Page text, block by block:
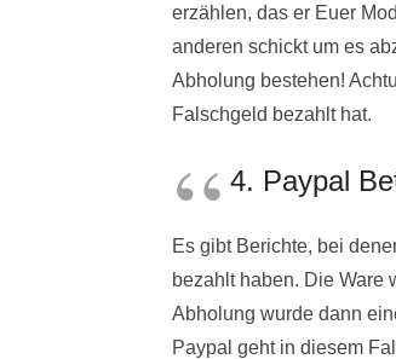
erzählen, das er Euer
anderen schickt um es
Abholung bestehen!
Falschgeld bezahlt hat.
4. Paypal
Es gibt Berichte, bei
bezahlt haben. Die Ware
Abholung wurde dann
Paypal geht in diesem